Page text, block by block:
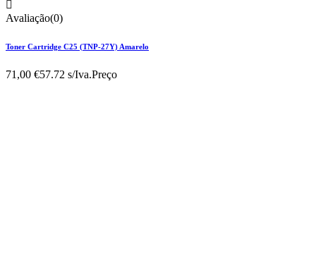

Avaliação(0)
Toner Cartridge C25 (TNP-27Y) Amarelo
71,00 €57.72 s/Iva.Preço